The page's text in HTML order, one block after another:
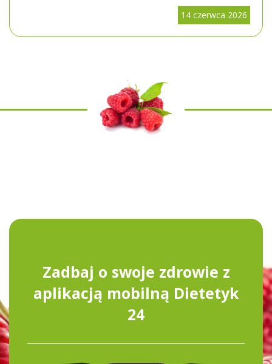
14 czerwca 2026
Zadbaj o swoje zdrowie z
aplikacją mobilną Dietetyk
24